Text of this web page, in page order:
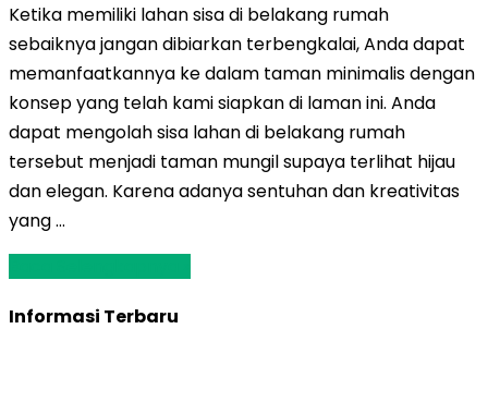
Ketika memiliki lahan sisa di belakang rumah
sebaiknya jangan dibiarkan terbengkalai, Anda dapat
memanfaatkannya ke dalam taman minimalis dengan
konsep yang telah kami siapkan di laman ini. Anda
dapat mengolah sisa lahan di belakang rumah
tersebut menjadi taman mungil supaya terlihat hijau
dan elegan. Karena adanya sentuhan dan kreativitas
yang …
Informasi Terbaru